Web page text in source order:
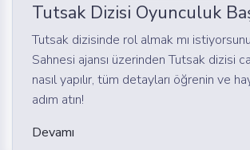
Tutsak Dizisi Oyunculuk
Tutsak dizisinde rol almak mı
Sahnesi ajansı üzerinden Tutsak dizisi
nasıl yapılır, tüm detayları öğrenin ve
adım atın!
Devamı